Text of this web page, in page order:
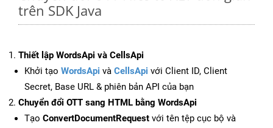
trên SDK Java
Thiết lập WordsApi và CellsApi
Khởi tạo WordsApi và CellsApi với Client ID, Client
Secret, Base URL & phiên bản API của bạn
Chuyển đổi OTT sang HTML bằng WordsApi
Tạo ConvertDocumentRequest với tên tệp cục bộ và